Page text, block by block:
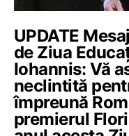
UPDATE
de Ziua
Iohannis: Vă
neclintită
împreună
premierul